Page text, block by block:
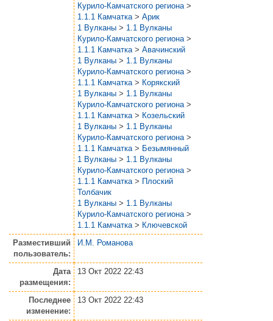
Курило-Камчатского региона >
1.1.1 Камчатка > Арик
1 Вулканы > 1.1 Вулканы
Курило-Камчатского региона >
1.1.1 Камчатка > Авачинский
1 Вулканы > 1.1 Вулканы
Курило-Камчатского региона >
1.1.1 Камчатка > Корякский
1 Вулканы > 1.1 Вулканы
Курило-Камчатского региона >
1.1.1 Камчатка > Козельский
1 Вулканы > 1.1 Вулканы
Курило-Камчатского региона >
1.1.1 Камчатка > Безымянный
1 Вулканы > 1.1 Вулканы
Курило-Камчатского региона >
1.1.1 Камчатка > Плоский
Толбачик
1 Вулканы > 1.1 Вулканы
Курило-Камчатского региона >
1.1.1 Камчатка > Ключевской
Разместивший
пользователь:
И.М. Романова
Дата
размещения:
13 Окт 2022 22:43
Последнее
изменение:
13 Окт 2022 22:43